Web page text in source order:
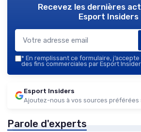
Recevez les dernières
Esport Insiders
* En remplissant ce formulaire,
des fins commerciales par Esport
Esport Insiders
Ajoutez-nous à vos sources préférées
Parole d'experts